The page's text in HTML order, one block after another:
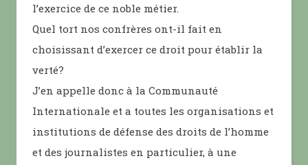
l’exercice de ce noble métier.
Quel tort nos confrères ont-il fait en
choisissant d’exercer ce droit pour établir la
verté?
J’en appelle donc à la Communauté
Internationale et a toutes les organisations et
institutions de défense des droits de l’homme
et des journalistes en particulier, à une